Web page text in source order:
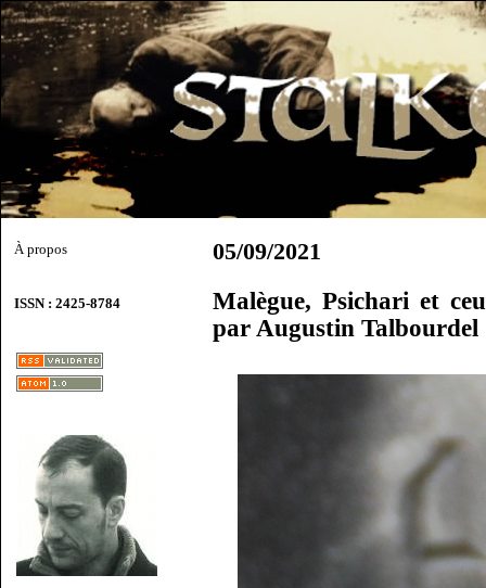
À propos
ISSN : 2425-8784
05/09/2021
Malègue, Psichari et
par Augustin Talbourdel